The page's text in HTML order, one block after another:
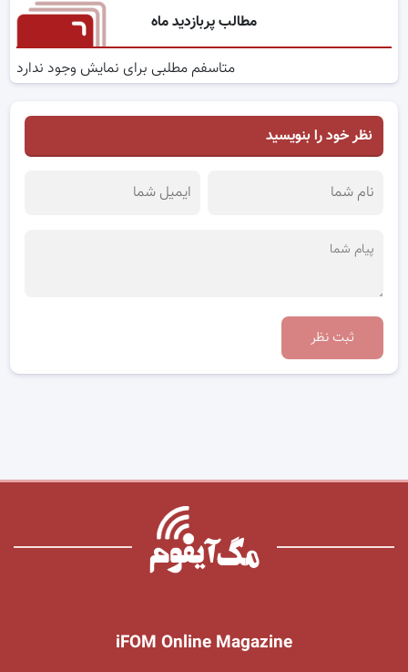
مطالب پربازدید ماه
متاسفم مطلبی برای نمایش وجود ندارد
نظر خود را بنویسید
ثبت نظر
iFOM Online Magazine